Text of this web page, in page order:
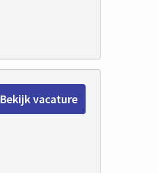
Bekijk vacature